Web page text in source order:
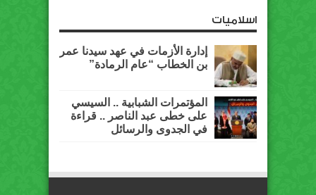
اسلاميات
إدارة الأزمات في عهد سيدنا عمر
بن الخطاب “عام الرمادة”
المؤتمرات الشبابية .. السيسي
على خطى عبد الناصر .. قراءة
في الجدوى والرسائل